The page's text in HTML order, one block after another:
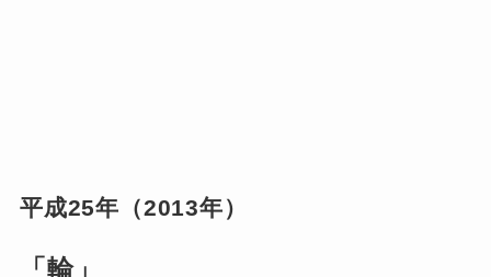
平成25年（2013年）
「輪」